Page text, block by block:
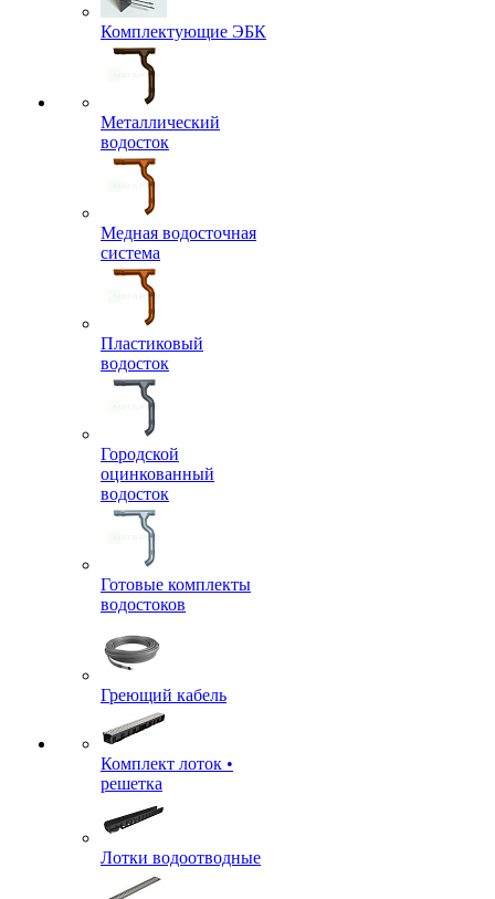
Комплектующие ЭБК
Металлический
водосток
Медная водосточная
система
Пластиковый
водосток
Городской
оцинкованный
водосток
Готовые комплекты
водостоков
Греющий кабель
Комплект лоток •
решетка
Лотки водоотводные